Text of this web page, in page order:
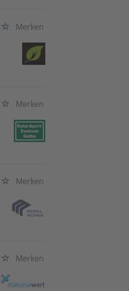
Merken
Merken
Merken
Merken